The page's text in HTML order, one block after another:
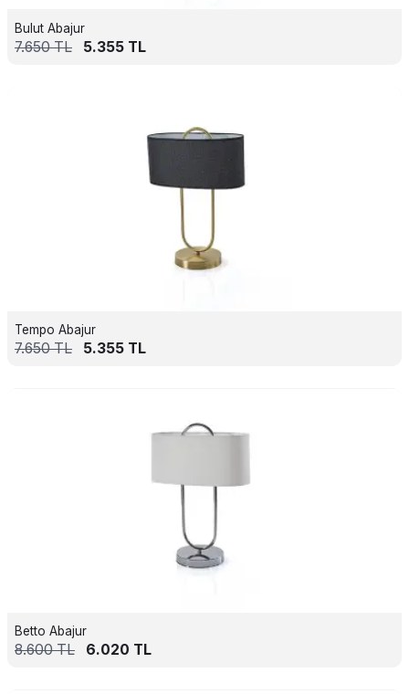
Bulut Abajur
7.650TL 5.355 TL
Tempo Abajur
7.650TL 5.355 TL
Betto Abajur
8.600TL 6.020 TL